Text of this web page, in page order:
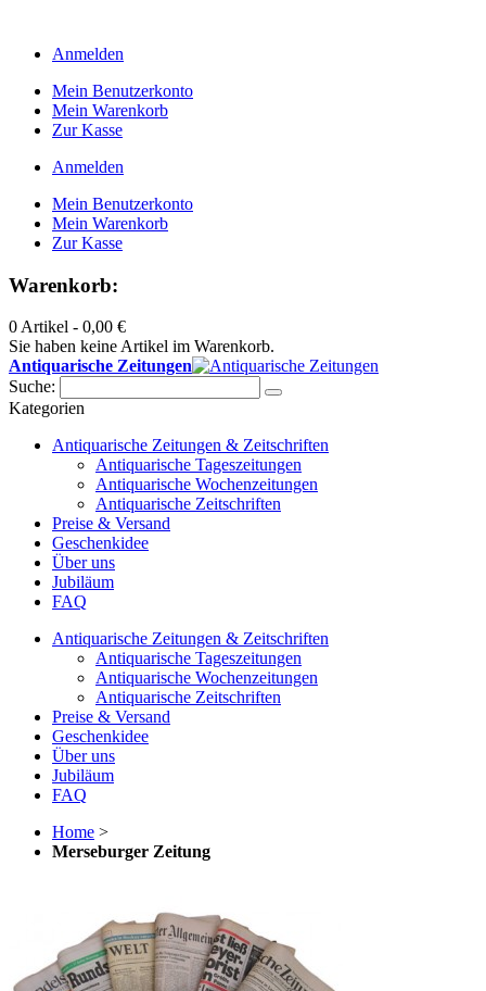
Anmelden
Mein Benutzerkonto
Mein Warenkorb
Zur Kasse
Anmelden
Mein Benutzerkonto
Mein Warenkorb
Zur Kasse
Warenkorb:
0 Artikel - 0,00 €
Sie haben keine Artikel im Warenkorb.
Antiquarische Zeitungen
Suche:
Kategorien
Antiquarische Zeitungen & Zeitschriften
Antiquarische Tageszeitungen
Antiquarische Wochenzeitungen
Antiquarische Zeitschriften
Preise & Versand
Geschenkidee
Über uns
Jubiläum
FAQ
Antiquarische Zeitungen & Zeitschriften
Antiquarische Tageszeitungen
Antiquarische Wochenzeitungen
Antiquarische Zeitschriften
Preise & Versand
Geschenkidee
Über uns
Jubiläum
FAQ
Home >
Merseburger Zeitung